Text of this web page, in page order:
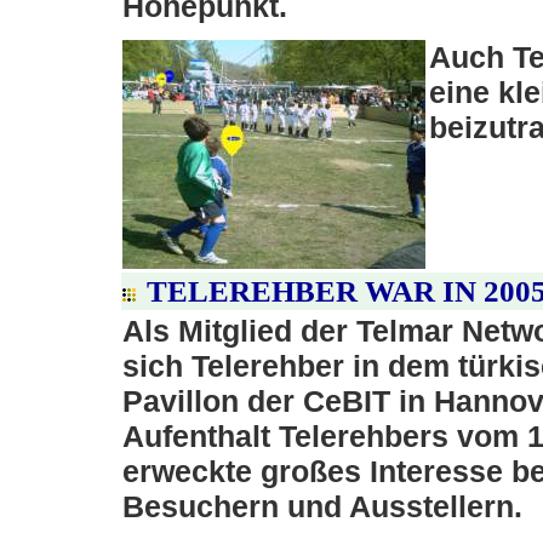
Auch
eine
TELEREHBER WAR IN
Als Mitglied der Telmar
sich Telerehber in dem
Pavillon der CeBIT in
Aufenthalt Telerehbers vom
erweckte großes Interesse
Besuchern und Ausstellern.